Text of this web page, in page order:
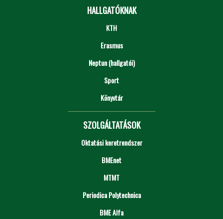
HALLGATÓKNAK
KTH
Erasmus
Neptun (hallgatói)
Sport
Könyvtár
SZOLGÁLTATÁSOK
Oktatási keretrendszer
BMEnet
MTMT
Periodica Polytechnica
BME Alfa